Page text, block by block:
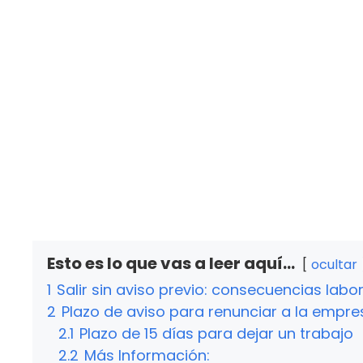
Esto es lo que vas a leer aquí... ocultar
1 Salir sin aviso previo: consecuencias
2 Plazo de aviso para renunciar a la
2.1 Plazo de 15 días para dejar un trabajo
2.2 Más Información: